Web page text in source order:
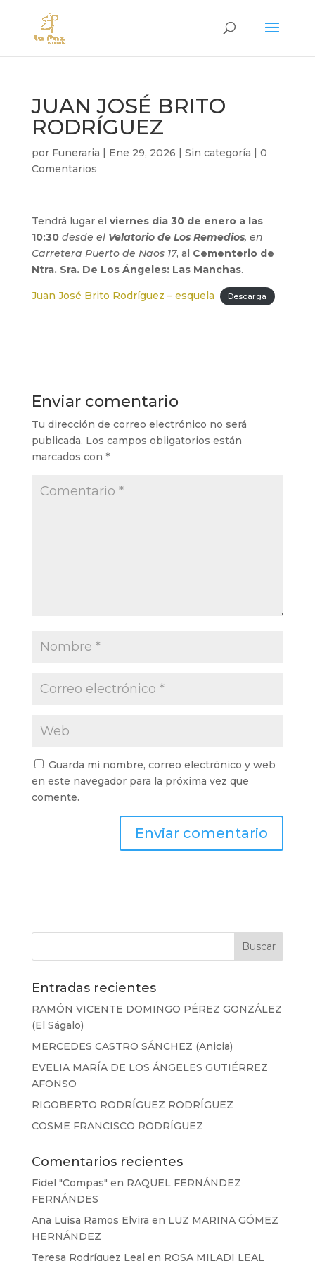
JUAN JOSÉ BRITO
RODRÍGUEZ
por Funeraria | Ene 29, 2026 | Sin categoría | 0
Comentarios
Tendrá lugar el viernes día 30 de enero a las
10:30 desde el Velatorio de Los Remedios, en
Carretera Puerto de Naos 17, al Cementerio de
Ntra. Sra. De Los Ángeles: Las Manchas.
Juan José Brito Rodríguez – esquela Descarga
Enviar comentario
Tu dirección de correo electrónico no será
publicada. Los campos obligatorios están
marcados con *
Guarda mi nombre, correo electrónico y web
en este navegador para la próxima vez que
comente.
Entradas recientes
RAMÓN VICENTE DOMINGO PÉREZ GONZÁLEZ
(El Ságalo)
MERCEDES CASTRO SÁNCHEZ (Anicia)
EVELIA MARÍA DE LOS ÁNGELES GUTIÉRREZ
AFONSO
RIGOBERTO RODRÍGUEZ RODRÍGUEZ
COSME FRANCISCO RODRÍGUEZ
Comentarios recientes
Fidel "Compas" en RAQUEL FERNÁNDEZ
FERNÁNDES
Ana Luisa Ramos Elvira en LUZ MARINA GÓMEZ
HERNÁNDEZ
Teresa Rodríguez Leal en ROSA MILADI LEAL